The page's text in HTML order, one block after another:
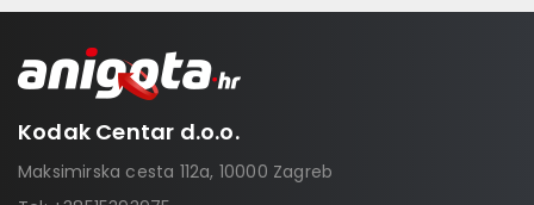
Kodak Centar d.o.o.
Maksimirska cesta 112a, 10000 Zagreb